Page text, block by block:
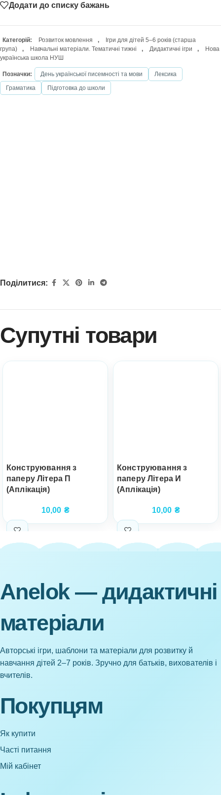
Додати до списку бажань
Категорій: Розвиток мовлення ,
Ігри для дітей 5–6 років (старша
група)
, Навчальні матеріали. Тематичні тижні , Дидактичні ігри ,
Нова
українська школа НУШ
Позначки: День української писемності та мови
Лексика
Граматика
Підготовка до школи
Поділитися:
Супутні товари
Конструювання з
паперу Літера П
(Аплікація)
10,00 ₴
Конструювання з
паперу Літера И
(Аплікація)
10,00 ₴
Anelok — дидактичні
матеріали
Авторські ігри, шаблони та матеріали для розвитку й
навчання дітей 2–7 років. Зручно для батьків, вихователів і
вчителів.
Покупцям
Як купити
Часті питання
Мій кабінет